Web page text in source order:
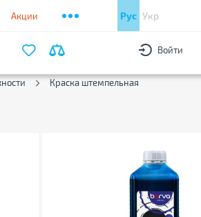
Акции Рус Укр
Войти
Краска штемпельная
ФИЛЬТРЫ По популярности